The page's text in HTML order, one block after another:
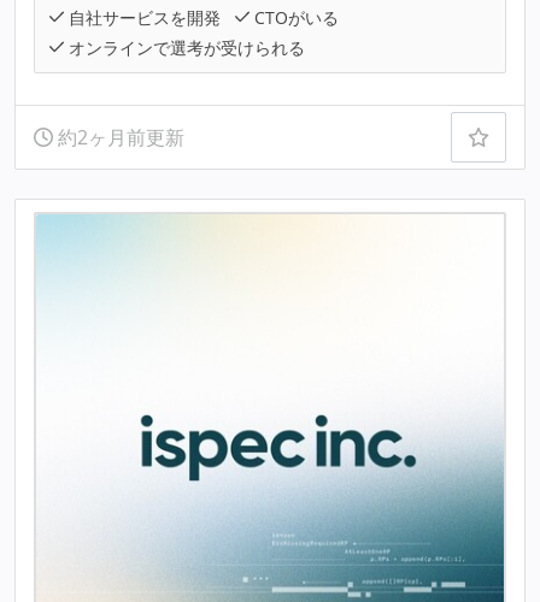
自社サービスを開発
CTOがいる
オンラインで選考が受けられる
約2ヶ月前更新